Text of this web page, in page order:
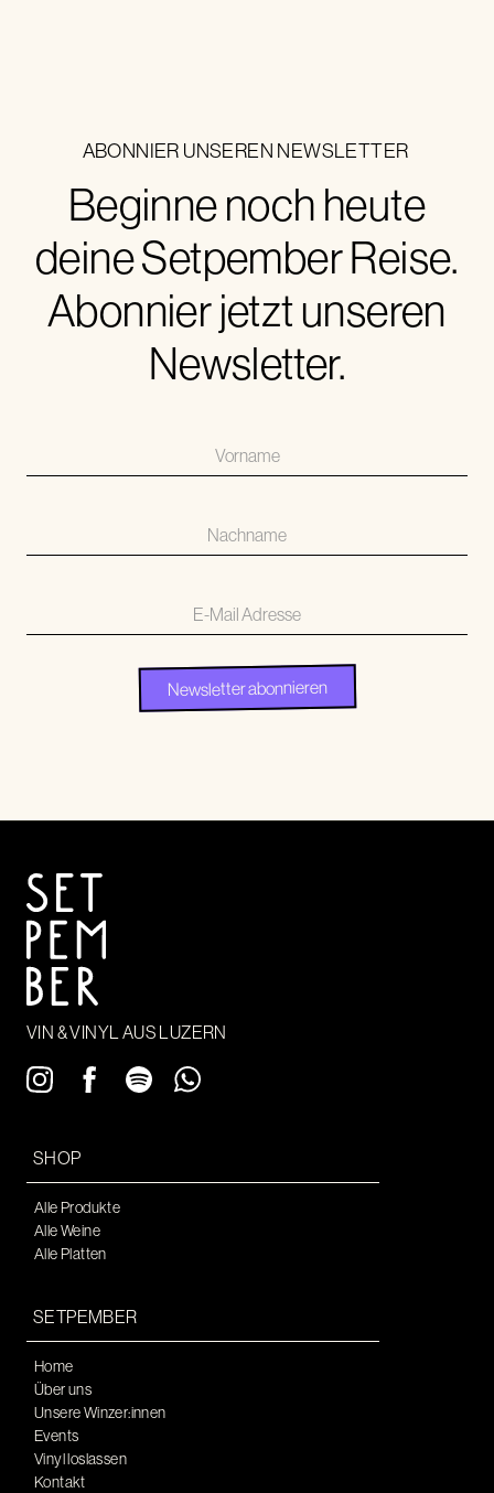
ABONNIER UNSEREN NEWSLETTER
Beginne noch heute
deine Setpember Reise.
Abonnier jetzt unseren
Newsletter.
VIN & VINYL AUS LUZERN
SHOP
Alle Produkte
Alle Weine
Alle Platten
SETPEMBER
Home
Über uns
Unsere Winzer:innen
Events
Vinyl loslassen
Kontakt